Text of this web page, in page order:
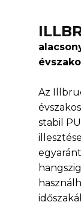
Az
stabil